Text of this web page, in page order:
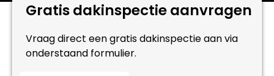
Gratis dakinspectie aanvragen
Vraag direct een gratis dakinspectie aan via
onderstaand formulier.